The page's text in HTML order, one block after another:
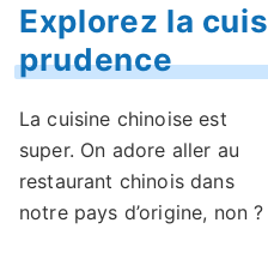
Explorez la
prudence
La cuisine chinoise est
super. On adore aller au
restaurant chinois dans
notre pays d’origine, non ?